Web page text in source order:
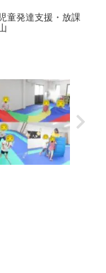
童発達支援・放課